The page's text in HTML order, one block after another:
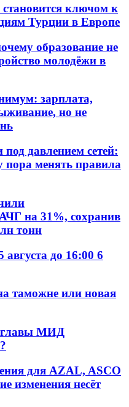
ключом к
Турции в Европе
образование не
молодёжи в
зарплата,
но не
давлением сетей:
пора менять правила
на 31%, сохранив
тонн
до 16:00 6
таможне или новая
главы МИД
для AZAL, ASCO
изменения несёт